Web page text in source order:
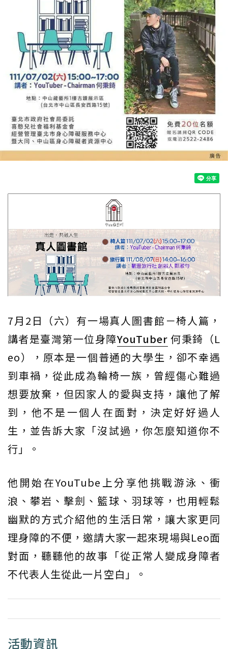
7月2日（六）有一場真人圖書館－椅人篇，
講者是臺灣第一位身障YouTuber 何秉錡（L
eo），原本是一個普通的大學生，卻不幸遇
到車禍，從此成為輪椅一族，曾經傷心難過
想要放棄，但因家人的愛與支持，讓他了解
到，他不是一個人在面對，決定好好過人
生，並告訴大家「沒試過，你怎麼知道你不
行」。
他開始在YouTube上分享他挑戰游泳、衝
浪、攀岩、擊劍、籃球、羽球等，也用輕鬆
幽默的方式介紹他的生活日常，讓大家更同
理身障的不便，邀請大家一起來現場與Leo面
對面，聽聽他的故事「從正常人變成身障者
不代表人生從此一片空白」。
活動資訊